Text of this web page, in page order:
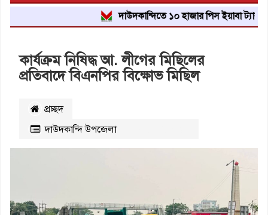
দাউদকান্দিতে ১০ হাজার পিস ইয়াবা ট্যাবলেট
কার্যক্রম নিষিদ্ধ আ. লীগের মিছিলের
প্রতিবাদে বিএনপির বিক্ষোভ মিছিল
প্রচ্ছদ
দাউদকান্দি উপজেলা